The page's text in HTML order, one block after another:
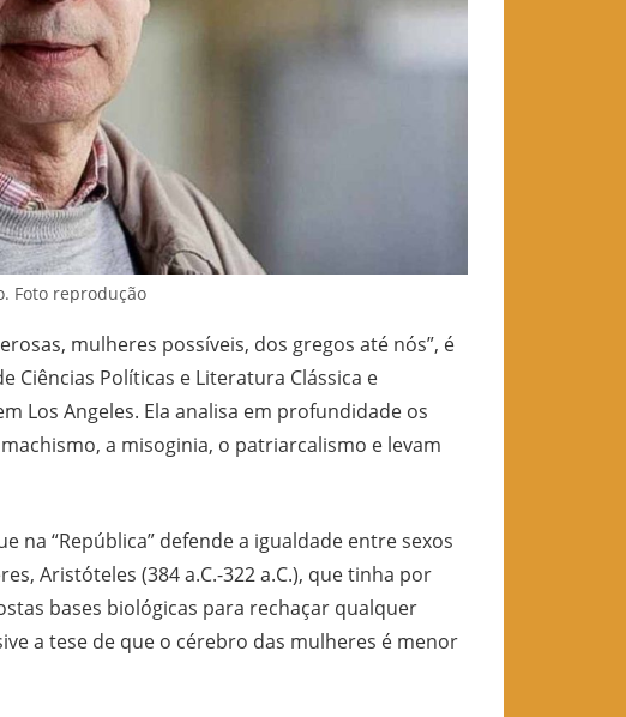
Foto reprodução
mulheres possíveis, dos gregos até nós”, é
Ciências Políticas e Literatura Clássica e
Los Angeles. Ela analisa em profundidade os
a misoginia, o patriarcalismo e levam
“República” defende a igualdade entre sexos
Aristóteles (384 a.C.-322 a.C.), que tinha por
bases biológicas para rechaçar qualquer
a tese de que o cérebro das mulheres é menor